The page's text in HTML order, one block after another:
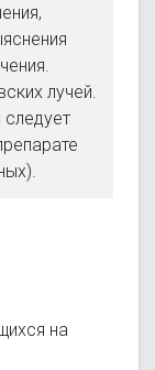
лучей.
на